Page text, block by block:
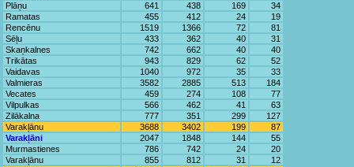
Plāņu
641 438 169
34
Ramatas
455 412 24
19
Rencēnu
1519 1366 72
81
Sēļu
433 362 40
31
Skaņkalnes
742 662 40
40
Trikātas
943 829 62
52
Vaidavas
1040 972 35
33
Valmieras
3582 2885 513
184
Vecates
459 274 108
77
Vilpulkas
566 462 41
63
Zilākalna
777 351 299
127
Varakļānu
3688 3402 199
87
Varakļāni
2047 1848 144
55
Murmastienes
786 742 24
20
Varakļānu
855 812 31
12